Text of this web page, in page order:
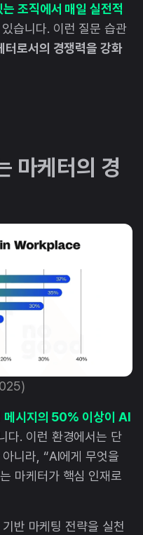
조직에서 매일 실전적
습니다. 이런 질문 습관
터로서의 경쟁력을 강화
마케터의 경
시지의 50% 이상이 AI
다. 이런 환경에서는 단
니라, “AI에게 무엇을
마케터가 핵심 인재로
반 마케팅 전략을 실천